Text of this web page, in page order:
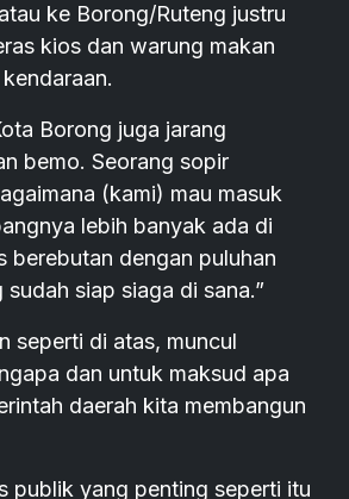
ke Borong/Ruteng justru
kios dan warung makan
Borong juga jarang
bemo. Seorang sopir
(kami) mau masuk
lebih banyak ada di
berebutan dengan puluhan
siap siaga di sana.”
seperti di atas, muncul
dan untuk maksud apa
daerah kita membangun
publik yang penting seperti itu